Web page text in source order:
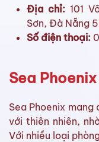
Địa chỉ: 101
Sơn, Đà Nẵng
Số điện thoại:
Sea
Sea Phoenix mang
với thiên nhiên,
Với nhiều loại